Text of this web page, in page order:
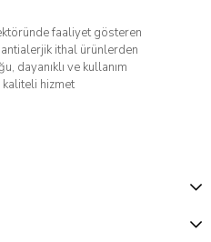
faaliyet gösteren
antialerjik ithal ürünlerden
dayanıklı ve kullanım
hizmet